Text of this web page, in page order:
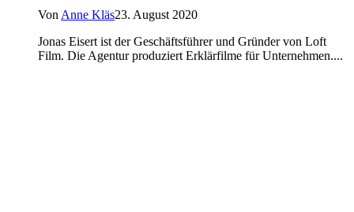
Von Anne Kläs23. August 2020
Jonas Eisert ist der Geschäftsführer und Gründer von Loft
Film. Die Agentur produziert Erklärfilme für Unternehmen....